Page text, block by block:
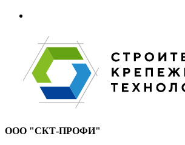
ООО "СКТ-ПРОФИ"